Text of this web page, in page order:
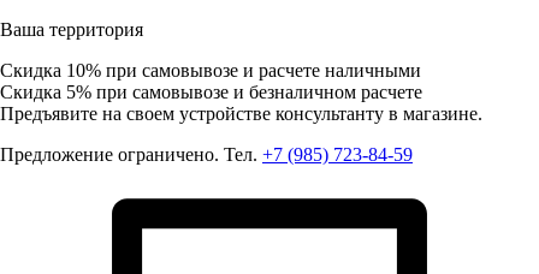
Ваша территория
Скидка 10% при самовывозе и расчете наличными
Скидка 5% при самовывозе и безналичном расчете
Предъявите на своем устройстве консультанту в магазине.
Предложение ограничено. Тел. +7 (985) 723-84-59